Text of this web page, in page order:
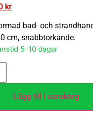
kr
bad- och
cm, snabbtorkande.
5-10 dagar
Lägg till i varukorg